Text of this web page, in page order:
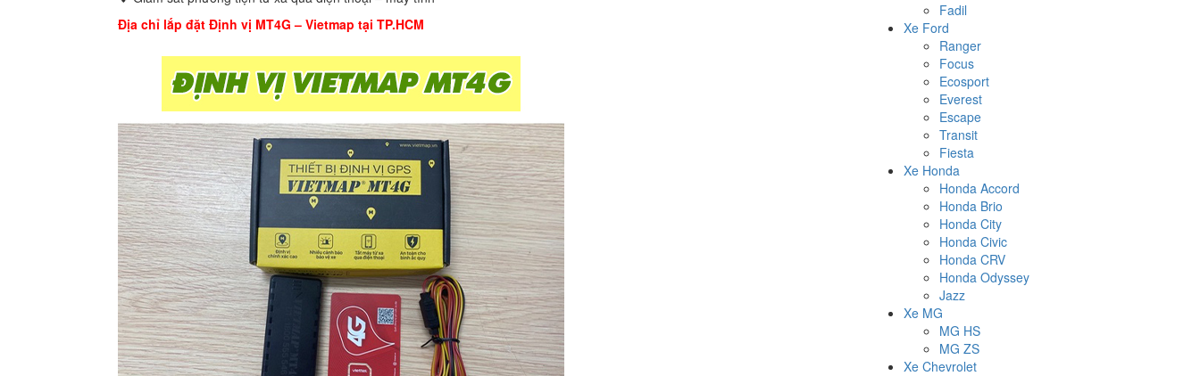
Địa chỉ lắp đặt Định vị MT4G – Vietmap tại TP.HCM
Fadil
Xe Ford
Ranger
Focus
Ecosport
Everest
Escape
Transit
Fiesta
Xe Honda
Honda Accord
Honda Brio
Honda City
Honda Civic
Honda CRV
Honda Odyssey
Jazz
Xe MG
MG HS
MG ZS
Xe Chevrolet